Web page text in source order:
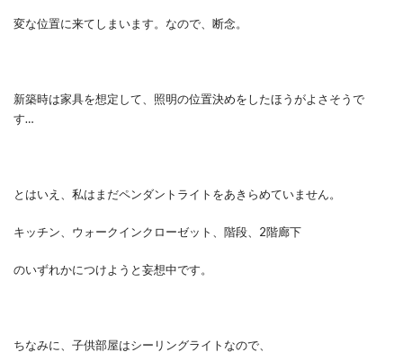
変な位置に来てしまいます。なので、断念。
新築時は家具を想定して、照明の位置決めをしたほうがよさそうで
す…
とはいえ、私はまだペンダントライトをあきらめていません。
キッチン、ウォークインクローゼット、階段、2階廊下
のいずれかにつけようと妄想中です。
ちなみに、子供部屋はシーリングライトなので、